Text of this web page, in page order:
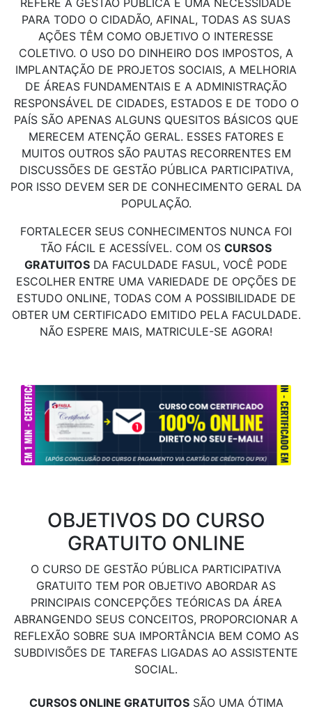
REFERE À GESTÃO PÚBLICA É UMA NECESSIDADE
PARA TODO O CIDADÃO, AFINAL, TODAS AS SUAS
AÇÕES TÊM COMO OBJETIVO O INTERESSE
COLETIVO. O USO DO DINHEIRO DOS IMPOSTOS, A
IMPLANTAÇÃO DE PROJETOS SOCIAIS, A MELHORIA
DE ÁREAS FUNDAMENTAIS E A ADMINISTRAÇÃO
RESPONSÁVEL DE CIDADES, ESTADOS E DE TODO O
PAÍS SÃO APENAS ALGUNS QUESITOS BÁSICOS QUE
MERECEM ATENÇÃO GERAL. ESSES FATORES E
MUITOS OUTROS SÃO PAUTAS RECORRENTES EM
DISCUSSÕES DE GESTÃO PÚBLICA PARTICIPATIVA,
POR ISSO DEVEM SER DE CONHECIMENTO GERAL DA
POPULAÇÃO.
FORTALECER SEUS CONHECIMENTOS NUNCA FOI
TÃO FÁCIL E ACESSÍVEL. COM OS CURSOS
GRATUITOS DA FACULDADE FASUL, VOCÊ PODE
ESCOLHER ENTRE UMA VARIEDADE DE OPÇÕES DE
ESTUDO ONLINE, TODAS COM A POSSIBILIDADE DE
OBTER UM CERTIFICADO EMITIDO PELA FACULDADE.
NÃO ESPERE MAIS, MATRICULE-SE AGORA!
OBJETIVOS DO CURSO
GRATUITO ONLINE
O CURSO DE GESTÃO PÚBLICA PARTICIPATIVA
GRATUITO TEM POR OBJETIVO ABORDAR AS
PRINCIPAIS CONCEPÇÕES TEÓRICAS DA ÁREA
ABRANGENDO SEUS CONCEITOS, PROPORCIONAR A
REFLEXÃO SOBRE SUA IMPORTÂNCIA BEM COMO AS
SUBDIVISÕES DE TAREFAS LIGADAS AO ASSISTENTE
SOCIAL.
CURSOS ONLINE GRATUITOSSÃO UMA ÓTIMA